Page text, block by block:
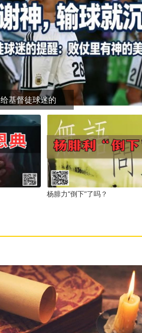
基督徒球迷的
杨腓力“倒下”了吗？